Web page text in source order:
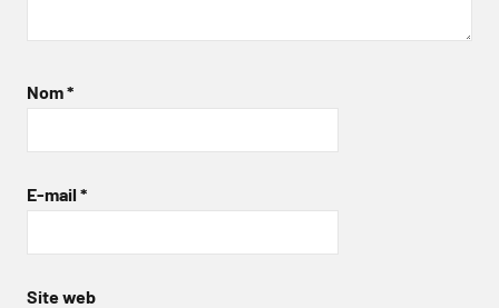
Nom*
E-mail *
Site web